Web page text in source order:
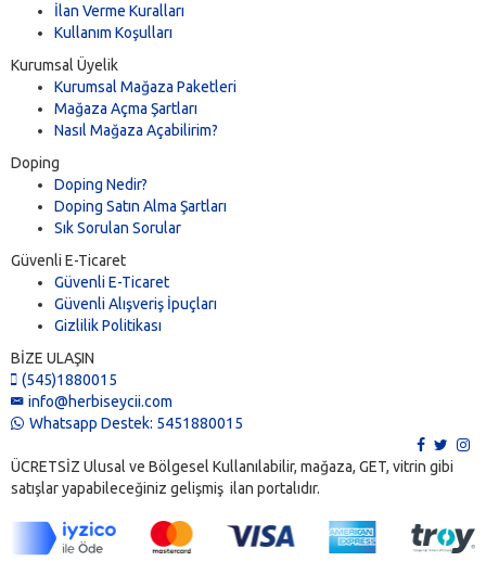
İlan Verme Kuralları
Kullanım Koşulları
Kurumsal Üyelik
Kurumsal Mağaza Paketleri
Mağaza Açma Şartları
Nasıl Mağaza Açabilirim?
Doping
Doping Nedir?
Doping Satın Alma Şartları
Sık Sorulan Sorular
Güvenli E-Ticaret
Güvenli E-Ticaret
Güvenli Alışveriş İpuçları
Gizlilik Politikası
BİZE ULAŞIN
(545)1880015
info@herbiseycii.com
Whatsapp Destek: 5451880015
ÜCRETSİZ Ulusal ve Bölgesel Kullanılabilir, mağaza, GET, vitrin gibi
satışlar yapabileceğiniz gelişmiş ilan portalıdır.